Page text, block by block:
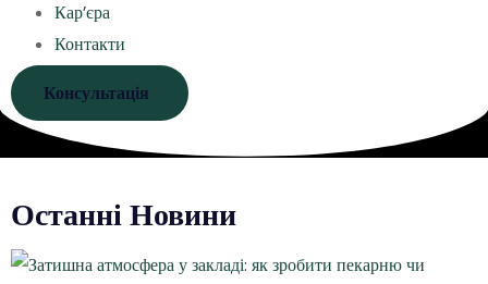
Кар’єра
Контакти
Консультація
Останні Новини